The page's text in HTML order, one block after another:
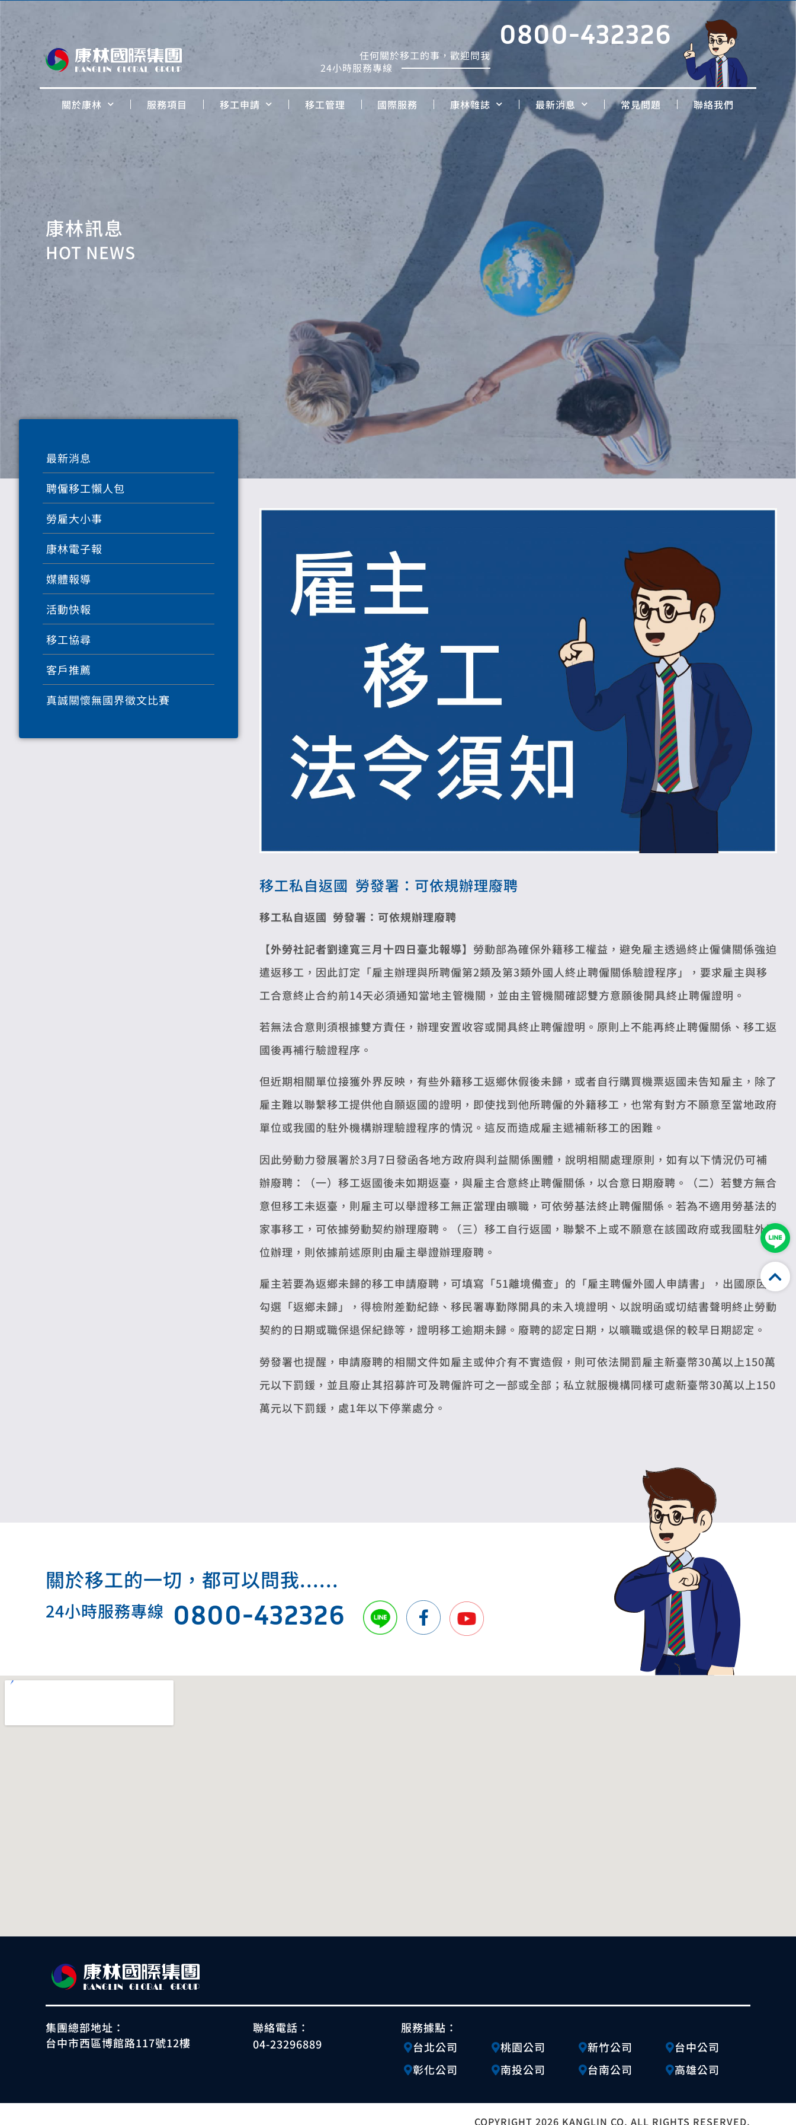
任何關於移工的事，歡迎問我
24小時服務專線
0800-432326
關於康林 服務項目 移工申請 移工管理 國際服務 康林雜誌 最新消息 常見問題 聯絡我們
康林訊息
HOT NEWS
最新消息
聘僱移工懶人包
勞雇大小事
康林電子報
媒體報導
活動快報
移工協尋
客戶推薦
真誠關懷無國界徵文比賽
移工私自返國 勞發署：可依規辦理廢聘
移工私自返國 勞發署：可依規辦理廢聘
【外勞社記者劉達寬三月十四日臺北報導】 勞動部為確保外籍移工權益，避免雇主透過終止僱傭關係強迫
遣返移工，因此訂定「雇主辦理與所聘僱第2類及第3類外國人終止聘僱關係驗證程序」，要求雇主與移
工合意終止合約前14天必須通知當地主管機關，並由主管機關確認雙方意願後開具終止聘僱證明。
若無法合意則須根據雙方責任，辦理安置收容或開具終止聘僱證明。原則上不能再終止聘僱關係、移工返
國後再補行驗證程序。
但近期相關單位接獲外界反映，有些外籍移工返鄉休假後未歸，或者自行購買機票返國未告知雇主，除了
雇主難以聯繫移工提供他自願返國的證明，即使找到他所聘僱的外籍移工，也常有對方不願意至當地政府
單位或我國的駐外機構辦理驗證程序的情況。這反而造成雇主遞補新移工的困難。
因此勞動力發展署於3月7日發函各地方政府與利益關係團體，說明相關處理原則，如有以下情況仍可補
辦廢聘：（一）移工返國後未如期返臺，與雇主合意終止聘僱關係，以合意日期廢聘。（二）若雙方無合
意但移工未返臺，則雇主可以舉證移工無正當理由曠職，可依勞基法終止聘僱關係。若為不適用勞基法的
家事移工，可依據勞動契約辦理廢聘。（三）移工自行返國，聯繫不上或不願意在該國政府或我國駐外單
位辦理，則依據前述原則由雇主舉證辦理廢聘。
雇主若要為返鄉未歸的移工申請廢聘，可填寫「51離境備查」的「雇主聘僱外國人申請書」，出國原因
勾選「返鄉未歸」，得檢附差勤紀錄、移民署專勤隊開具的未入境證明、以說明函或切結書聲明終止勞動
契約的日期或職保退保紀錄等，證明移工逾期未歸。廢聘的認定日期，以曠職或退保的較早日期認定。
勞發署也提醒，申請廢聘的相關文件如雇主或仲介有不實造假，則可依法開罰雇主新臺幣30萬以上150萬
元以下罰鍰，並且廢止其招募許可及聘僱許可之一部或全部；私立就服機構同樣可處新臺幣30萬以上150
萬元以下罰鍰，處1年以下停業處分。
關於移工的一切，都可以問我......
24小時服務專線 0800-432326
集團總部地址：
台中市西區博館路117號12樓
聯絡電話：
04-23296889
服務據點：
台北公司
桃園公司 新竹公司
台中公司
彰化公司
南投公司 台南公司 高雄公司
COPYRIGHT 2026 KANGLIN CO. ALL RIGHTS RESERVED.